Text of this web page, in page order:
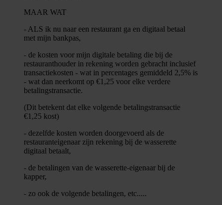
MAAR WAT
- ALS ik nu naar een restaurant ga en digitaal betaal
met mijn bankpas,
- de kosten voor mijn digitale betaling die bij de
restauranthouder in rekening worden gebracht inclusief
transactiekosten - wat in percentages gemiddeld 2,5% is
- wat dan neerkomt op €1,25 voor elke verdere
betalingstransactie.
(Dit betekent dat elke volgende betalingstransactie
€1,25 kost)
- dezelfde kosten worden doorgevoerd als de
restauranteigenaar zijn rekening bij de wasserette
digitaal betaalt,
- de betalingen van de wasserette-eigenaar bij de
kapper,
- zo ook de volgende betalingen, etc.....